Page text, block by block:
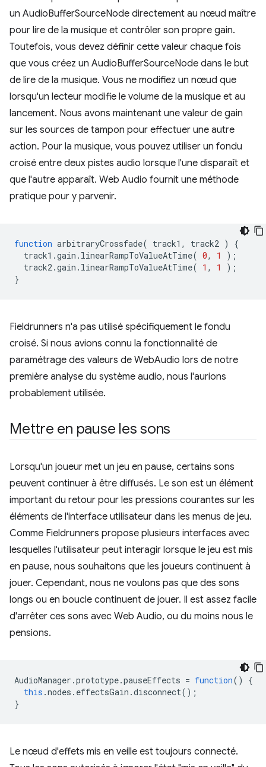
un AudioBufferSourceNode directement au nœud maître
pour lire de la musique et contrôler son propre gain.
Toutefois, vous devez définir cette valeur chaque fois
que vous créez un AudioBufferSourceNode dans le but
de lire de la musique. Vous ne modifiez un nœud que
lorsqu'un lecteur modifie le volume de la musique et au
lancement. Nous avons maintenant une valeur de gain
sur les sources de tampon pour effectuer une autre
action. Pour la musique, vous pouvez utiliser un fondu
croisé entre deux pistes audio lorsque l'une disparaît et
que l'autre apparaît. Web Audio fournit une méthode
pratique pour y parvenir.
function arbitraryCrossfade( track1 , track2 )
{
track1 .gain . linearRampToValueAtTime( 0, 1
);
track2.gain . linearRampToValueAtTime( 1 , 1
);
}
Fieldrunners n'a pas utilisé spécifiquement le fondu
croisé. Si nous avions connu la fonctionnalité de
paramétrage des valeurs de WebAudio lors de notre
première analyse du système audio, nous l'aurions
probablement utilisée.
Mettre en pause les sons
Lorsqu'un joueur met un jeu en pause, certains sons
peuvent continuer à être diffusés. Le son est un élément
important du retour pour les pressions courantes sur les
éléments de l'interface utilisateur dans les menus de jeu.
Comme Fieldrunners propose plusieurs interfaces avec
lesquelles l'utilisateur peut interagir lorsque le jeu est mis
en pause, nous souhaitons que les joueurs continuent à
jouer. Cependant, nous ne voulons pas que des sons
longs ou en boucle continuent de jouer. Il est assez facile
d'arrêter ces sons avec Web Audio, ou du moins nous le
pensions.
AudioManager .prototype.pauseEffects = function()
{
this .nodes . effectsGain .disconnect();
}
Le nœud d'effets mis en veille est toujours connecté.